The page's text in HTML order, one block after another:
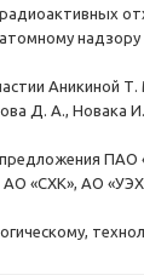
Аникиной
Д. А., Новака
«СХК», АО